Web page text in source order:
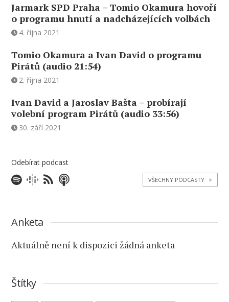
Jarmark SPD Praha – Tomio Okamura hovoří
o programu hnutí a nadcházejících volbách
4. října 2021
Tomio Okamura a Ivan David o programu
Pirátů (audio 21:54)
2. října 2021
Ivan David a Jaroslav Bašta – probírají
volební program Pirátů (audio 33:56)
30. září 2021
Odebírat podcast
VŠECHNY PODCASTY >
Anketa
Aktuálně není k dispozici žádná anketa
Štítky